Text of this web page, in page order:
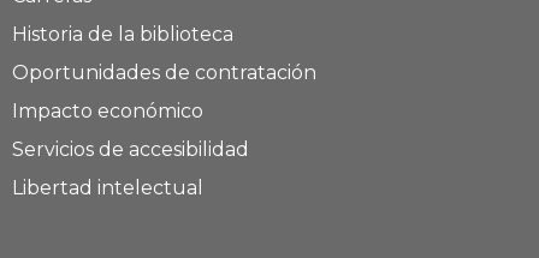
Historia de la biblioteca
Oportunidades de contratación
Impacto económico
Servicios de accesibilidad
Libertad intelectual